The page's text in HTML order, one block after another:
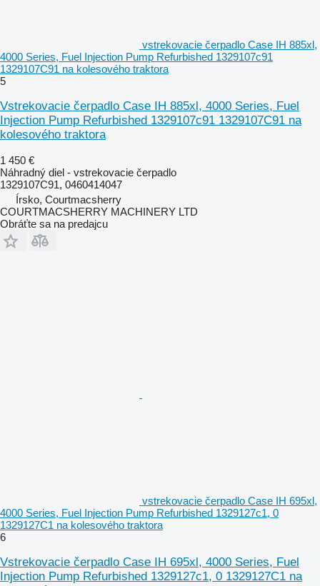
vstrekovacie čerpadlo Case IH 885xl,
4000 Series, Fuel Injection Pump Refurbished 1329107c91
1329107C91 na kolesového traktora
5
Vstrekovacie čerpadlo Case IH 885xl, 4000 Series, Fuel
Injection Pump Refurbished 1329107c91 1329107C91 na
kolesového traktora
1 450 €
Náhradný diel - vstrekovacie čerpadlo
1329107C91, 0460414047
Írsko, Courtmacsherry
COURTMACSHERRY MACHINERY LTD
Obráťte sa na predajcu
vstrekovacie čerpadlo Case IH 695xl,
4000 Series, Fuel Injection Pump Refurbished 1329127c1, 0
1329127C1 na kolesového traktora
6
Vstrekovacie čerpadlo Case IH 695xl, 4000 Series, Fuel
Injection Pump Refurbished 1329127c1, 0 1329127C1 na